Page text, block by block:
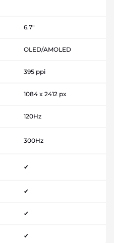
6.7"
OLED/AMOLED
395 ppi
1084 x 2412 px
120Hz
300Hz
✔
✔
✔
✔